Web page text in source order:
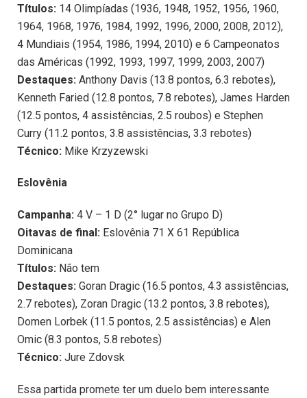
Títulos: 14 Olimpíadas (1936, 1948, 1952, 1956, 1960,
1964, 1968, 1976, 1984, 1992, 1996, 2000, 2008, 2012),
4 Mundiais (1954, 1986, 1994, 2010) e 6 Campeonatos
das Américas (1992, 1993, 1997, 1999, 2003, 2007)
Destaques: Anthony Davis (13.8 pontos, 6.3 rebotes),
Kenneth Faried (12.8 pontos, 7.8 rebotes), James Harden
(12.5 pontos, 4 assistências, 2.5 roubos) e Stephen
Curry (11.2 pontos, 3.8 assistências, 3.3 rebotes)
Técnico: Mike Krzyzewski
Eslovênia
Campanha: 4 V – 1 D (2° lugar no Grupo D)
Oitavas de final: Eslovênia 71 X 61 República
Dominicana
Títulos: Não tem
Destaques: Goran Dragic (16.5 pontos, 4.3 assistências,
2.7 rebotes), Zoran Dragic (13.2 pontos, 3.8 rebotes),
Domen Lorbek (11.5 pontos, 2.5 assistências) e Alen
Omic (8.3 pontos, 5.8 rebotes)
Técnico: Jure Zdovsk
Essa partida promete ter um duelo bem interessante